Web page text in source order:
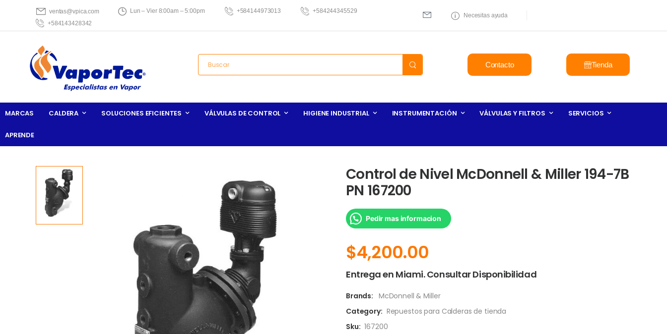
ventas@vpica.com Lun – Vier 8:00am – 5:00pm +584144973013
+584244345529
+584143428342
Necesitas ayuda
Contacto Tienda
MARCAS CALDERA SOLUCIONES EFICIENTES VÁLVULAS DE CONTROL HIGIENE INDUSTRIAL INSTRUMENTACIÓN VÁLVULAS Y FILTROS SERVICIOS
APRENDE
Control de Nivel McDonnell & Miller 194-7B
PN 167200
Pedir mas informacion
$4,200.00
Entrega en Miami. Consultar Disponibilidad
Brands: McDonnell & Miller
Category: Repuestos para Calderas de tienda
Sku: 167200